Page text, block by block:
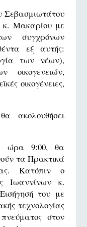
Σεβασμιωτάτου
κ. Μακαρίου με
συγχρόνων
εξ αυτής:
των νέων),
οικογενειών,
οικογένειες,
ακολουθήσει
ώρα 9:00, θα
τα Πρακτικά
Κατόπιν ο
Ιωαννίνων κ.
του με
τεχνολογίας
στον